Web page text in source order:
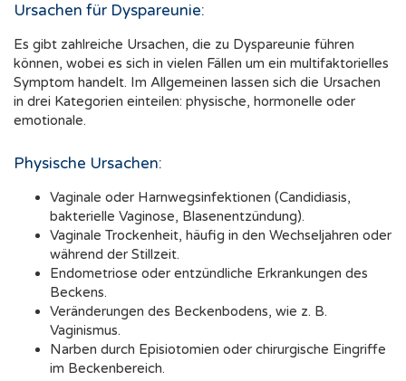
Ursachen für Dyspareunie:
Es gibt zahlreiche Ursachen, die zu Dyspareunie führen
können, wobei es sich in vielen Fällen um ein multifaktorielles
Symptom handelt. Im Allgemeinen lassen sich die Ursachen
in drei Kategorien einteilen: physische, hormonelle oder
emotionale.
Physische Ursachen:
Vaginale oder Harnwegsinfektionen (Candidiasis,
bakterielle Vaginose, Blasenentzündung).
Vaginale Trockenheit, häufig in den Wechseljahren oder
während der Stillzeit.
Endometriose oder entzündliche Erkrankungen des
Beckens.
Veränderungen des Beckenbodens, wie z. B.
Vaginismus.
Narben durch Episiotomien oder chirurgische Eingriffe
im Beckenbereich.